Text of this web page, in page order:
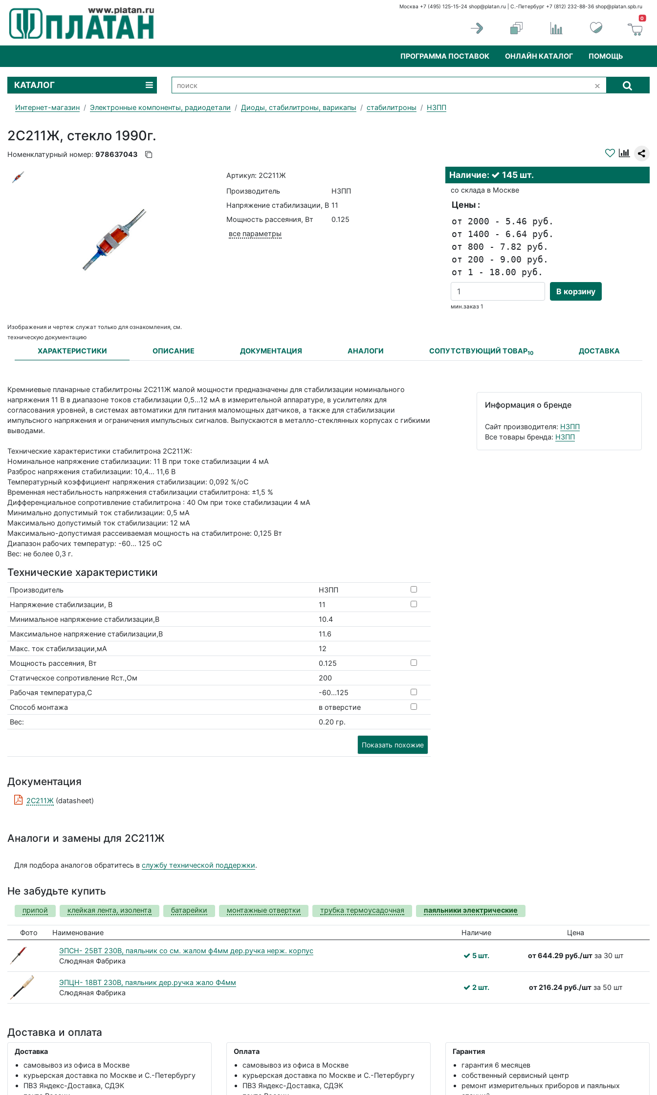
Москва +7 (495) 125-15-24 shop@platan.ru | С.-Петербург +7 (812) 232-88-36 shop@platan.spb.ru
0
ПРОГРАММА ПОСТАВОК ОНЛАЙН КАТАЛОГ ПОМОЩЬ
КАТАЛОГ
Интернет-магазин Электронные компоненты, радиодетали Диоды, стабилитроны, варикапы стабилитроны НЗПП
2С211Ж, стекло 1990г.
Номенклатурный номер: 978637043
Изображения и чертеж служат только для ознакомления, см.
техническую документацию
Артикул: 2С211Ж
Производитель
НЗПП
Напряжение стабилизации, В 11
Мощность рассеяния, Вт
0.125
все параметры
Наличие: 145 шт.
со склада в Москве
Цены :
от 2000 - 5.46 руб.
от 1400 - 6.64 руб.
от 800 - 7.82 руб.
от 200 - 9.00 руб.
от 1 - 18.00 руб.
В корзину
мин.заказ 1
ХАРАКТЕРИСТИКИ ОПИСАНИЕ ДОКУМЕНТАЦИЯ АНАЛОГИ СОПУТСТВУЮЩИЙ ТОВАР10 ДОСТАВКА
Кремниевые планарные стабилитроны 2С211Ж малой мощности предназначены для стабилизации номинального
напряжения 11 В в диапазоне токов стабилизации 0,5...12 мА в измерительной аппаратуре, в усилителях для
согласования уровней, в системах автоматики для питания маломощных датчиков, а также для стабилизации
импульсного напряжения и ограничения импульсных сигналов. Выпускаются в металло-стеклянных корпусах с гибкими
выводами.
Технические характеристики стабилитрона 2С211Ж:
Номинальное напряжение стабилизации: 11 В при токе стабилизации 4 мА
Разброс напряжения стабилизации: 10,4... 11,6 В
Температурный коэффициент напряжения стабилизации: 0,092 %/оС
Временная нестабильность напряжения стабилизации стабилитрона: ±1,5 %
Дифференциальное сопротивление стабилитрона : 40 Ом при токе стабилизации 4 мА
Минимально допустимый ток стабилизации: 0,5 мА
Максимально допустимый ток стабилизации: 12 мА
Максимально-допустимая рассеиваемая мощность на стабилитроне: 0,125 Вт
Диапазон рабочих температур: -60... 125 оС
Вес: не более 0,3 г.
Технические характеристики
Производитель
НЗПП
Напряжение стабилизации, В
11
Минимальное напряжение стабилизации,В
10.4
Максимальное напряжение стабилизации,В
11.6
Макс. ток стабилизации,мА
12
Мощность рассеяния, Вт
0.125
Статическое сопротивление Rст.,Ом
200
Рабочая температура,С
-60...125
Способ монтажа
в отверстие
Вес:
0.20 гр.
Показать похожие
Информация о бренде
Сайт производителя: НЗПП
Все товары бренда: НЗПП
Документация
2С211Ж (datasheet)
Аналоги и замены для 2С211Ж
Для подбора аналогов обратитесь вслужбу технической поддержки.
Не забудьте купить
припой клейкая лента, изолента батарейки монтажные отвертки трубка термоусадочная паяльники электрические
Фото Наименование Наличие Цена
ЭПСН- 25ВТ 230В, паяльник со см. жалом ф4мм дер.ручка нерж. корпус
Слюдяная Фабрика
5 шт. от 644.29 руб./штза 30 шт
ЭПЦН- 18ВТ 230В, паяльник дер.ручка жало Ф4мм
Слюдяная Фабрика
2 шт. от 216.24 руб./штза 50 шт
Доставка и оплата
Доставка
самовывоз из офиса в Москве
курьерская доставка по Москве и С.-Петербургу
ПВЗ Яндекс-Доставка, СДЭК
Оплата
самовывоз из офиса в Москве
курьерская доставка по Москве и С.-Петербургу
ПВЗ Яндекс-Доставка, СДЭК
Гарантия
гарантия 6 месяцев
собственный сервисный центр
ремонт измерительных приборов и паяльных